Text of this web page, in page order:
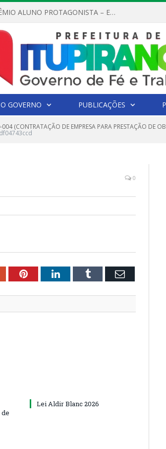
REGULAMENTO OFICIAL DO PRÊMIO ALUNO PROTAGONISTA – EDIÇÃO 2026
O GOVERNO PUBLICAÇÕES
(CONTRATAÇÃO DE EMPRESA PARA PRESTAÇÃO DE
0
PinterestLinkedInTumblr Email
Lei Aldir Blanc 2026